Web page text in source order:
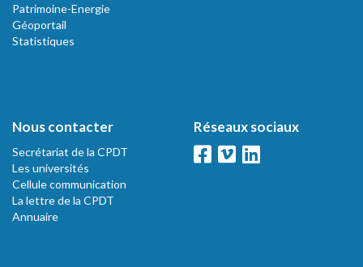
Patrimoine-Energie
Géoportail
Statistiques
Nous contacter
Secrétariat de la CPDT
Les universités
Cellule communication
La lettre de la CPDT
Annuaire
Réseaux sociaux